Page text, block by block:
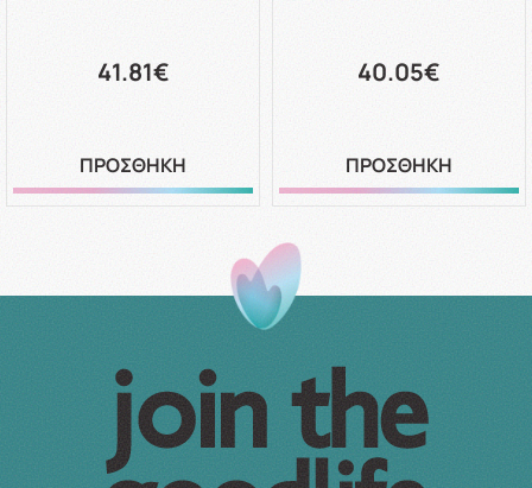
41.81€
ΠΡΟΣΘΗΚΗ
40.05€
ΠΡΟΣΘΗΚΗ